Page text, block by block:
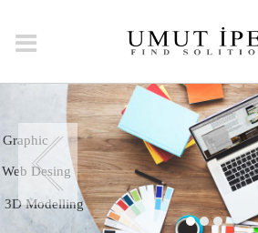
3D Modelling
Graphic
Web Desing